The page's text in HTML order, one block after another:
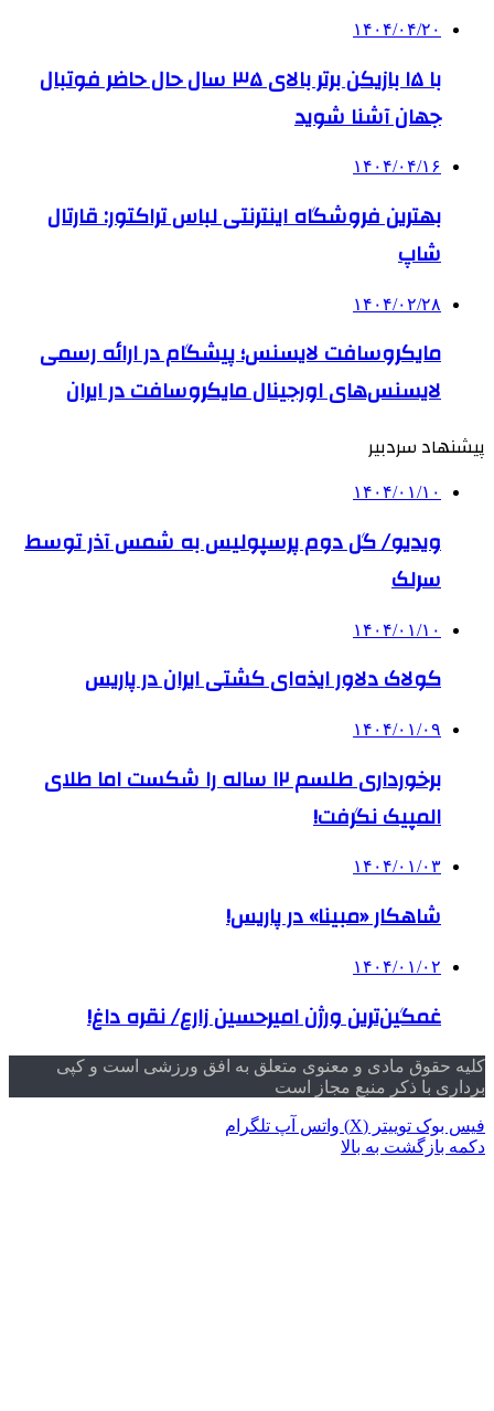
۱۴۰۴/۰۴/۲۰
با ۱۵ بازیکن برتر بالای ۳۵ سال حال حاضر فوتبال
جهان آشنا شوید
۱۴۰۴/۰۴/۱۶
بهترین فروشگاه اینترنتی لباس تراکتور: قارتال
شاپ
۱۴۰۴/۰۲/۲۸
مایکروسافت لایسنس؛ پیشگام در ارائه رسمی
لایسنس‌های اورجینال مایکروسافت در ایران
پیشنهاد سردبیر
۱۴۰۴/۰۱/۱۰
ویدیو/ گل دوم پرسپولیس به شمس آذر توسط
سرلک
۱۴۰۴/۰۱/۱۰
کولاک دلاور ایذه‌ای کشتی ایران در پاریس
۱۴۰۴/۰۱/۰۹
برخورداری طلسم ۱۲ ساله را شکست اما طلای
المپیک نگرفت!
۱۴۰۴/۰۱/۰۳
شاهکار «مبینا» در پاریس!
۱۴۰۴/۰۱/۰۲
غمگین‌ترین ورژن امیرحسین زارع/ نقره داغ!
کلیه حقوق مادی و معنوی متعلق به افق ورزشی است و کپی
برداری با ذکر منبع مجاز است
فیس بوک توییتر (X) واتس آپ تلگرام
دکمه بازگشت به بالا